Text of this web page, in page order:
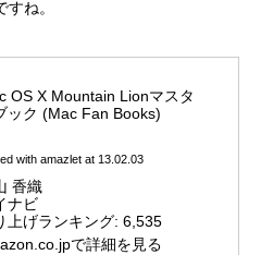
ね。
OS X Mountain Lionマスタ
ック (Mac Fan Books)
with amazlet at 13.02.03
香織
ナビ
上げランキング: 6,535
で詳細を見る